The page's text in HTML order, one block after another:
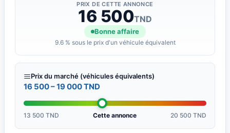
PRIX DE CETTE ANNONCE
16 500TND
Bonne affaire
9.6 % sous le prix d'un véhicule équivalent
Prix du marché (véhicules équivalents)
16 500 – 19 000 TND
13 500 TND Cette annonce 20 500 TND